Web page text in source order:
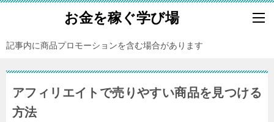
お金を稼ぐ学び場
記事内に商品プロモーションを含む場合があります
アフィリエイトで売りやすい商品を見つける
方法